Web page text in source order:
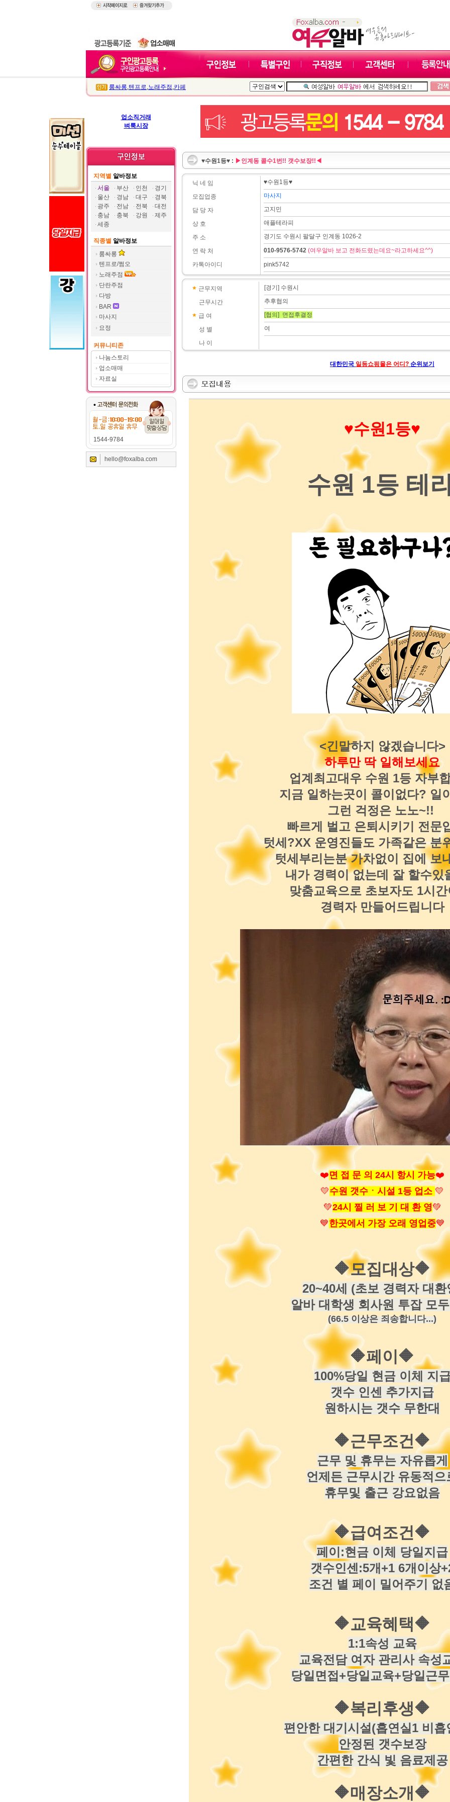
룸싸롱,텐프로,노래주점 ,카페
업소직거래
벼룩시장
지역별 알바정보
서울
부산 인천
경기
울산
경남 대구
경북
광주
전남 전북
대전
충남
충북 강원
제주
세종
직종별 알바정보
룸싸롱
텐프로/쩜오
노래주점
단란주점
다방
BAR
마사지
요정
커뮤니티존
나눔스토리
업소매매
자료실
1544-9784
hello@foxalba.com
♥수원1등♥ : ▶인계동 콜수1번!! 갯수보장!!◀
닉 네 임
모집업종
담 당 자
상 호
주 소
연 락 처
카톡아이디
♥수원1등♥
마사지
고지민
애플테라피
경기도 수원시 팔달구 인계동 1026-2
010-9576-5742 (여우알바 보고 전화드렸는데요~라고하세요^^)
pink5742
근무지역
근무시간
급 여
성 별
나 이
[경기] 수원시
추후협의
[협의] 면접후결정
여
대한민국 일등쇼핑몰은 어디? 순위보기
♥수원1등♥
수원 1등 테
<긴말하지 않겠습니다>
하루만 딱 일해보세요
업계최고대우 수원 1등 자부
지금 일하는곳이 콜이없다? 일
그런 걱정은 노노~!!
빠르게 벌고 은퇴시키기 전문
텃세?XX 운영진들도 가족같은 분
텃세부리는분 가차없이 집에 보
내가 경력이 없는데 잘 할수
맞춤교육으로 초보자도 1시
경력자 만들어드립니다
❤️면 접 문 의 24시 항시 가능❤️
💛수원 갯수 ㆍ 시설 1등 업소 💛
💚24시 찔 러 보 기 대 환 영💚
💙한곳에서 가장 오래 영업중💙
🔶모집대상🔶
20~40세 (초보 경력자 대환
알바 대학생 회사원 투잡 모
(66.5 이상은 죄송합니다...)
🔶페이 🔶
100%당일 현금 이체 지
갯수 인센 추가지급
원하시는 갯수 무한대
🔶근무조건🔶
근무 및 휴무는 자유롭게
언제든 근무시간 유동적으
휴무및 출근 강요없음
🔶급여조건🔶
페이:현금 이체 당일지급
갯수인센:5개+1 6개이상
조건 별 페이 밀어주기 없
🔶교육혜택🔶
1:1속성 교육
교육전담 여자 관리사 속성
당일면접+당일교육+당일근
🔶복리후생🔶
편안한 대기시설(흡연실1 비흡
안정된 갯수보장
간편한 간식 빛 음료제공
🔶매장소개 🔶